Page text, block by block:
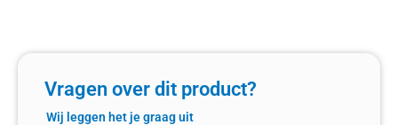
Vragen over dit product?
Wij leggen het je graag uit